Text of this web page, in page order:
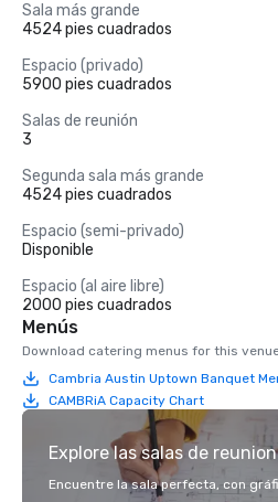
Sala más grande
4524 pies cuadrados
Espacio (privado)
5900 pies cuadrados
Salas de reunión
3
Segunda sala más grande
4524 pies cuadrados
Espacio (semi-privado)
Disponible
Espacio (al aire libre)
2000 pies cuadrados
Menús
Download catering menus for this
Cambria Austin Uptown Banquet
CAMBRiA Capacity Chart
Explore las salas de
Encuentre la sala perfecta, con